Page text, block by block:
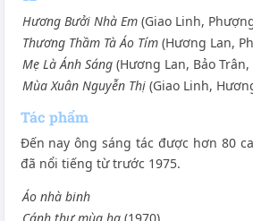
Hương Bưởi Nhà Em(Giao Linh,
Thương Thầm Tà Áo Tím(Hương Lan,
Mẹ Là Ánh Sáng(Hương Lan, Bảo Trân,
Mùa Xuân Nguyễn Thị(Giao Linh,
Tác phẩm
Đến nay ông sáng tác được hơn 80
đã nổi tiếng từ trước 1975.
Áo nhà binh